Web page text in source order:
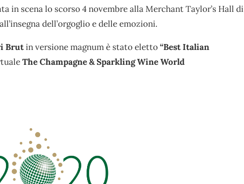
in scena lo scorso 4 novembre alla Merchant Taylor’s Hall di
dell’orgoglio e delle emozioni.
Brutin versione magnum è stato eletto“Best Italian
The Champagne & Sparkling Wine World